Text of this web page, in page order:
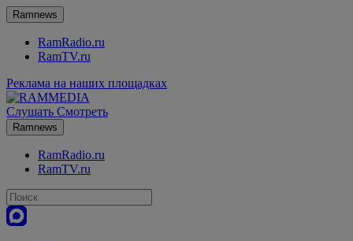
Ramnews
RamRadio.ru
RamTV.ru
Реклама на наших площадках
Слушать Смотреть
Ramnews
RamRadio.ru
RamTV.ru